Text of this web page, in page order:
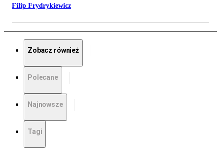
Filip Frydrykiewicz
Zobacz również
Polecane
Najnowsze
Tagi